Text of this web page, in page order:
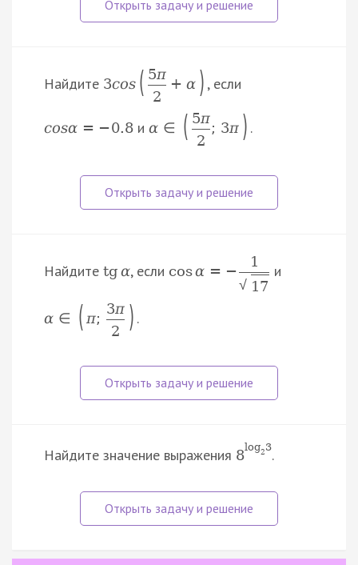
Найдите 3cos ( 5π
2
+ α ) , если
cosα = −0.8 иα ∈ ( 5π
2
; 3π ) .
Найдите tgα, если cosα = −
1
√ 17
и
α ∈ ( π;
3π
2
) .
Найдите значение выражения 8log2 3.